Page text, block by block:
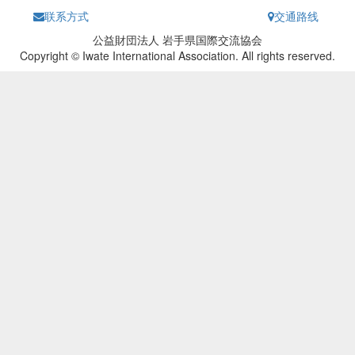
联系方式
交通路线
公益財団法人 岩手県国際交流協会
Copyright © Iwate International Association. All rights reserved.